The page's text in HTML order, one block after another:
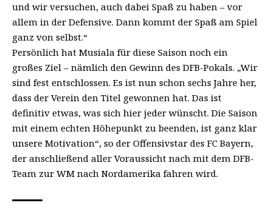
und wir versuchen, auch dabei Spaß zu haben – vor
allem in der Defensive. Dann kommt der Spaß am Spiel
ganz von selbst.“
Persönlich hat Musiala für diese Saison noch ein
großes Ziel – nämlich den Gewinn des DFB-Pokals. „Wir
sind fest entschlossen. Es ist nun schon sechs Jahre her,
dass der Verein den Titel gewonnen hat. Das ist
definitiv etwas, was sich hier jeder wünscht. Die Saison
mit einem echten Höhepunkt zu beenden, ist ganz klar
unsere Motivation“, so der Offensivstar des FC Bayern,
der anschließend aller Voraussicht nach mit dem DFB-
Team zur WM nach Nordamerika fahren wird.